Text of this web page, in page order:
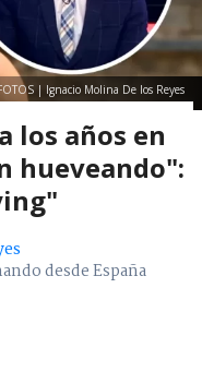
| Ignacio Molina De los Reyes
los años en
hueveando":
desde España